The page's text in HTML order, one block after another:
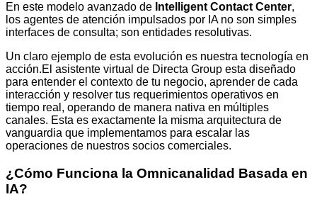
En este modelo avanzado de Intelligent Contact Center,
los agentes de atención impulsados por IA no son simples
interfaces de consulta; son entidades resolutivas.
Un claro ejemplo de esta evolución es nuestra tecnología en
acción.El asistente virtual de Directa Group esta diseñado
para entender el contexto de tu negocio, aprender de cada
interacción y resolver tus requerimientos operativos en
tiempo real, operando de manera nativa en múltiples
canales. Esta es exactamente la misma arquitectura de
vanguardia que implementamos para escalar las
operaciones de nuestros socios comerciales.
¿Cómo Funciona la Omnicanalidad Basada en
IA?